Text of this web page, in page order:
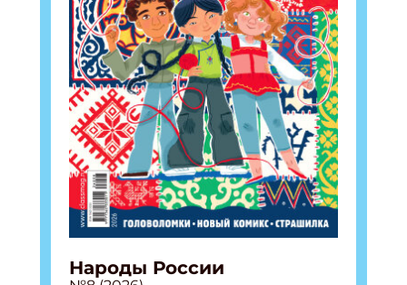
Народы России